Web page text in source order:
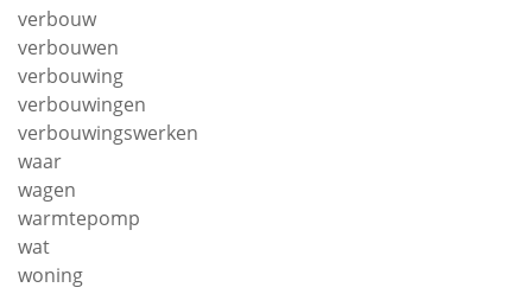
verbouw
verbouwen
verbouwing
verbouwingen
verbouwingswerken
waar
wagen
warmtepomp
wat
woning